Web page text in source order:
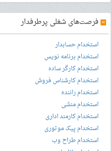
» فرصت‌های شغلی پرطرفدار
استخدام حسابدار
استخدام برنامه نویس
استخدام کارگر ساده
استخدام کارشناس فروش
استخدام راننده
استخدام منشی
استخدام کارمند اداری
استخدام پیک موتوری
استخدام طراح وب